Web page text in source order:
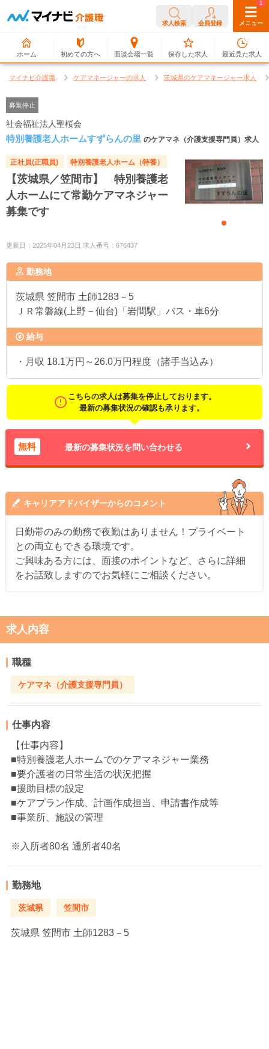
求人検索 会員登録 メニュー
ホーム 初めての方へ 面談会場一覧
0
保存した求人
1
最近見た求人
マイナビ介護職 ケアマネージャーの求人 茨城県のケアマネージャー求人
募集停止
社会福祉法人聖桜会
特別養護老人ホームすずらんの里 のケアマネ（介護支援専門員）求人
正社員(正職員) 特別養護老人ホーム（特養）
【茨城県／笠間市】 特別養護老
人ホームにて常勤ケアマネジャー
募集です
更新日：2025年04月23日 求人番号：676437
勤務地
茨城県 笠間市 土師1283－5
ＪＲ常磐線(上野－仙台)「岩間駅」バス・車6分
給与
・月収 18.1万円～26.0万円程度（諸手当込み）
こちらの求人は募集を停止しております。
最新の募集状況の確認も承ります。
無料 最新の募集状況を問い合わせる
キャリアアドバイザーからのコメント
日勤帯のみの勤務で夜勤はありません！プライベート
との両立もできる環境です。
ご興味ある方には、面接のポイントなど、さらに詳細
をお話致しますのでお気軽にご相談ください。
求人内容
職種
ケアマネ（介護支援専門員）
仕事内容
【仕事内容】
■特別養護老人ホームでのケアマネジャー業務
■要介護者の日常生活の状況把握
■援助目標の設定
■ケアプラン作成、計画作成担当、申請書作成等
■事業所、施設の管理
※入所者80名 通所者40名
勤務地
茨城県 笠間市
茨城県 笠間市 土師1283－5